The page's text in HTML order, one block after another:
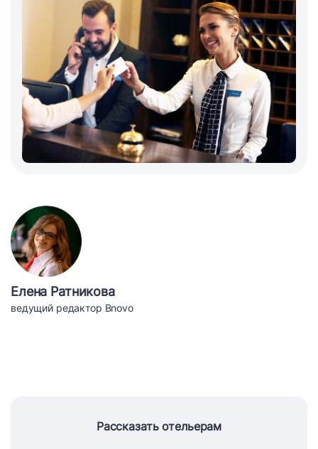
Елена Ратникова
ведущий редактор Bnovo
Рассказать отельерам